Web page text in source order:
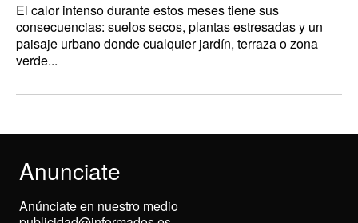
El calor intenso durante estos meses tiene sus
consecuencias: suelos secos, plantas estresadas y un
paisaje urbano donde cualquier jardín, terraza o zona
verde...
Anunciate
Anúnciate en nuestro medio